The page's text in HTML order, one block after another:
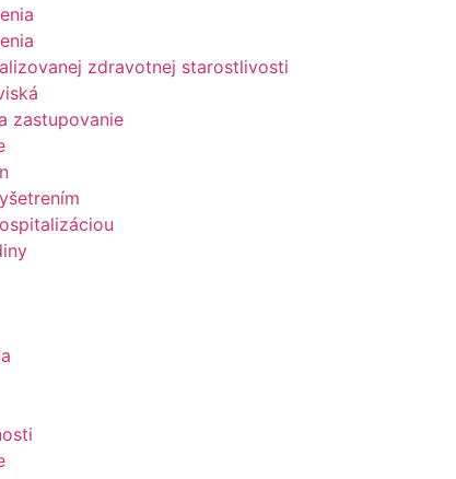
zdravotnej starostlivosti
zastupovanie